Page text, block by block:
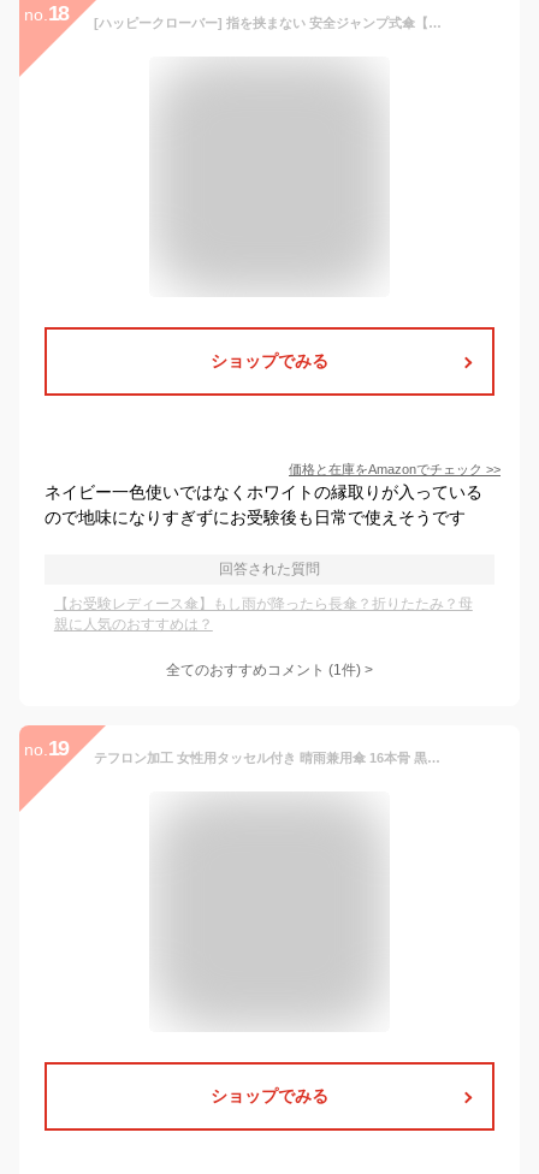
no. 18 [ハッピークローバー] 指を挟まない 安全ジャンプ式傘【紺】58cm No.149
ショップでみる
価格と在庫をAmazonでチェック >>
ネイビー一色使いではなくホワイトの縁取りが入っている
ので地味になりすぎずにお受験後も日常で使えそうです
回答された質問
【お受験レディース傘】もし雨が降ったら長傘？折りたたみ？母
親に人気のおすすめは？
全てのおすすめコメント (1件) >
no. 19 テフロン加工 女性用タッセル付き 晴雨兼用傘 16本骨 黒・紺【お受験用品】【送料無料】
ショップでみる